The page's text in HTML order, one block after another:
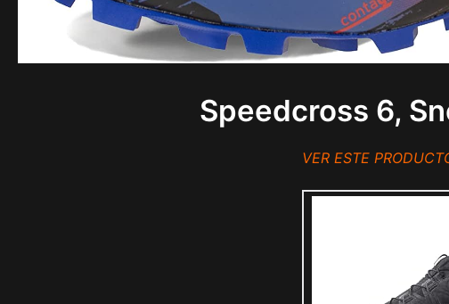
Speedcross 6,
VER ESTE